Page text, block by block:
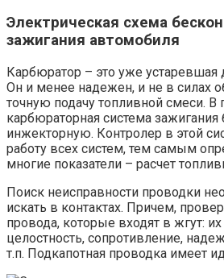
Электрическая схема
зажигания автомобиля
Карбюратор – это уже устаревшая
Он и менее надежен, и не в силах
точную подачу топливной смеси. В
карбюраторная система
инжекторную. Контролер в этой
работу всех систем, тем самым
многие показатели – расчет
Поиск неисправности проводки
искать в контактах. Причем,
провода, которые входят в жгут:
целостность, сопротивление,
т.п. Подкапотная проводка имеет